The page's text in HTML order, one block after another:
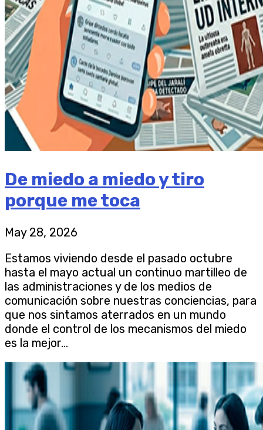
De miedo a miedo y tiro
porque me toca
May 28, 2026
Estamos viviendo desde el pasado octubre
hasta el mayo actual un continuo martilleo de
las administraciones y de los medios de
comunicación sobre nuestras conciencias, para
que nos sintamos aterrados en un mundo
donde el control de los mecanismos del miedo
es la mejor...